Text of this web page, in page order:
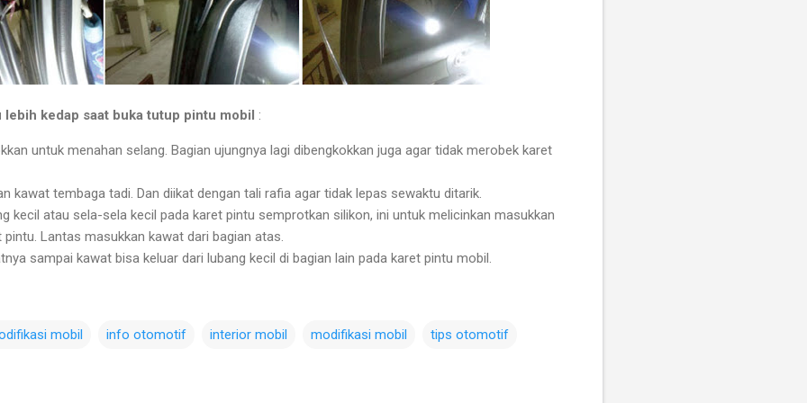
kedap saat buka tutup pintu mobil :
untuk menahan selang. Bagian ujungnya lagi dibengkokkan juga agar tidak merobek karet
kawat tembaga tadi. Dan diikat dengan tali rafia agar tidak lepas sewaktu ditarik.
kecil atau sela-sela kecil pada karet pintu semprotkan silikon, ini untuk melicinkan masukkan
Lantas masukkan kawat dari bagian atas.
sampai kawat bisa keluar dari lubang kecil di bagian lain pada karet pintu mobil.
mobil info otomotif interior mobil modifikasi mobil tips otomotif